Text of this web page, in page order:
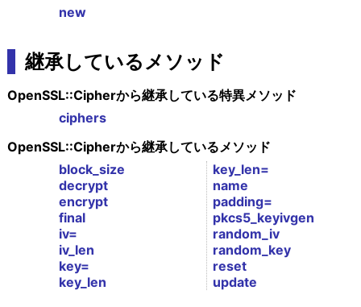
new
継承しているメソッド
OpenSSL::Cipherから継承している特異メソッド
ciphers
OpenSSL::Cipherから継承しているメソッド
block_size
decrypt
encrypt
final
iv=
iv_len
key=
key_len
key_len=
name
padding=
pkcs5_keyivgen
random_iv
random_key
reset
update